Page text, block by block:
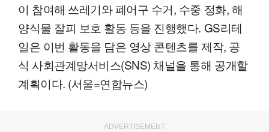
이 참여해 쓰레기와 폐어구 수거, 수중 정화, 해
양식물 잘피 보호 활동 등을 진행했다. GS리테
일은 이번 활동을 담은 영상 콘텐츠를 제작, 공
식 사회관계망서비스(SNS) 채널을 통해 공개할
계획이다. (서울=연합뉴스)
ADVERTISEMENT